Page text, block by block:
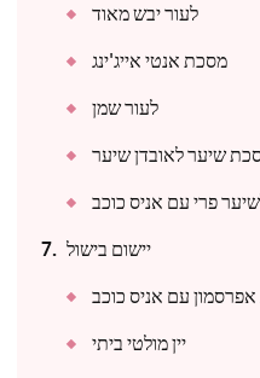
לעור יבש מאוד
מסכת אנטי אייג'ינג
לעור שמן
שיער לאובדן שיער
פרי עם אניס כוכב
יישום בישול
אפרסמון עם אניס כוכב
יין מולטי ביתי